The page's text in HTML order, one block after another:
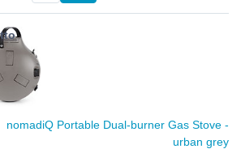
nomadiQ Portable Dual-burner Gas Stove -
urban grey